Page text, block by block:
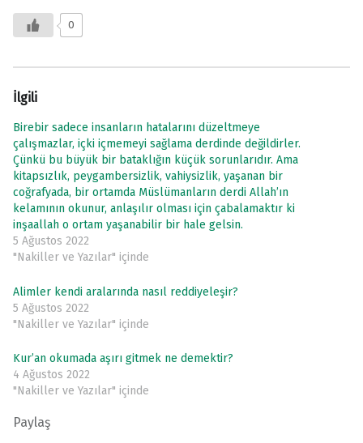
0
İlgili
Birebir sadece insanların hatalarını düzeltmeye
çalışmazlar, içki içmemeyi sağlama derdinde değildirler.
Çünkü bu büyük bir bataklığın küçük sorunlarıdır. Ama
kitapsızlık, peygambersizlik, vahiysizlik, yaşanan bir
coğrafyada, bir ortamda Müslümanların derdi Allah’ın
kelamının okunur, anlaşılır olması için çabalamaktır ki
inşaallah o ortam yaşanabilir bir hale gelsin.
5 Ağustos 2022
"Nakiller ve Yazılar" içinde
Alimler kendi aralarında nasıl reddiyeleşir?
5 Ağustos 2022
"Nakiller ve Yazılar" içinde
Kur’an okumada aşırı gitmek ne demektir?
4 Ağustos 2022
"Nakiller ve Yazılar" içinde
Paylaş